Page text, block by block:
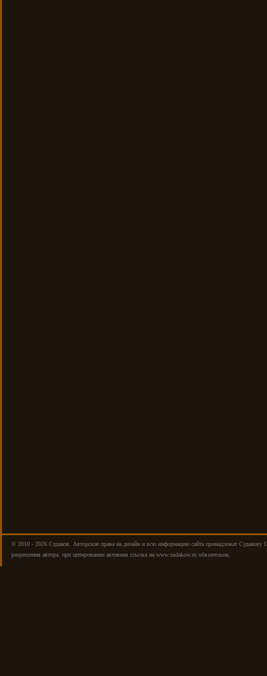
© 2010 - 2026 Cудаков. Авторские права на дизайн и всю информацию сайта принадлежат Судакову
разрешения автора. при цитировании активная ссылка на www.sudakow.ru обязательна.